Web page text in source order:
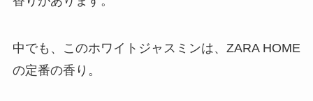
中でも、このホワイトジャスミンは、ZARA HOME
の定番の香り。